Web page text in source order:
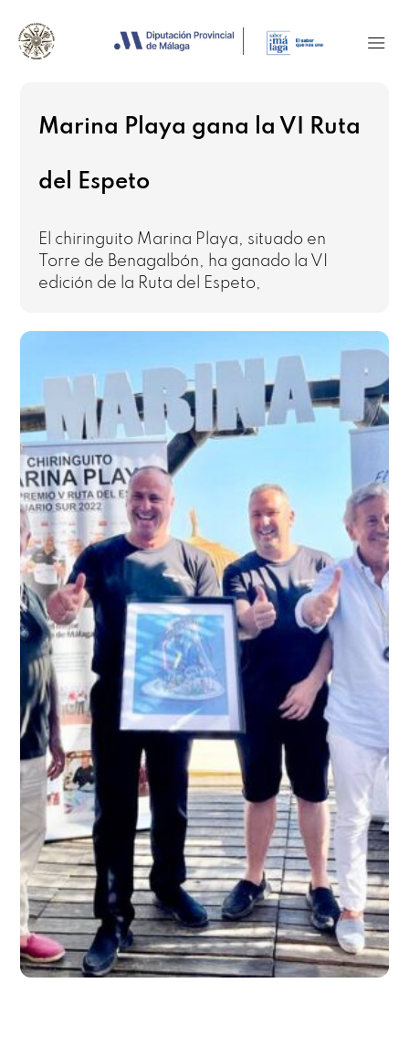
Marina Playa gana la VI Ruta
del Espeto
El chiringuito Marina Playa, situado en
Torre de Benagalbón, ha ganado la VI
edición de la Ruta del Espeto,